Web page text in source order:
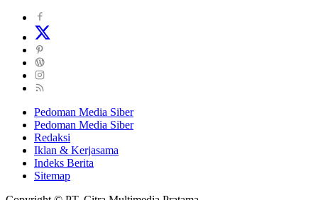
Pedoman Media Siber
Pedoman Media Siber
Redaksi
Iklan & Kerjasama
Indeks Berita
Sitemap